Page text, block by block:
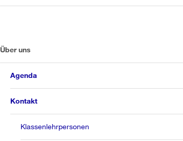
Über uns
Agenda
Kontakt
Klassenlehrpersonen